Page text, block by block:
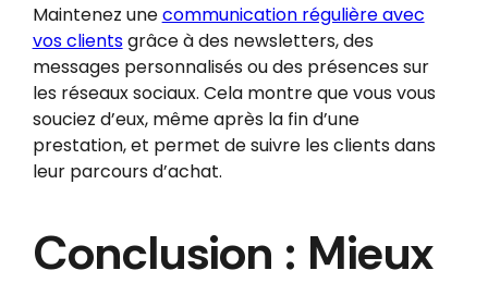
Maintenez unecommunication régulière avec
vos clientsgrâce à des newsletters, des
messages personnalisés ou des présences sur
les réseaux sociaux. Cela montre que vous vous
souciez d’eux, même après la fin d’une
prestation, et permet de suivre les clients dans
leur parcours d’achat.
Conclusion : Mieux